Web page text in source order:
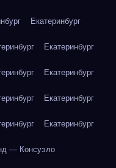
Екатеринбург
Екатеринбург
Екатеринбург
Екатеринбург
Екатеринбург
— Консуэло